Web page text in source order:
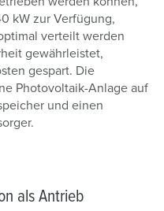
kW zur Verfügung,
verteilt werden
gewährleistet,
gespart. Die
Photovoltaik-Anlage auf
und einen
als Antrieb